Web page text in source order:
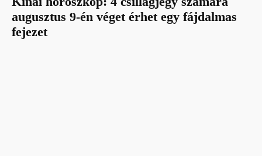
augusztus 9-én véget érhet egy fájdalmas
fejezet